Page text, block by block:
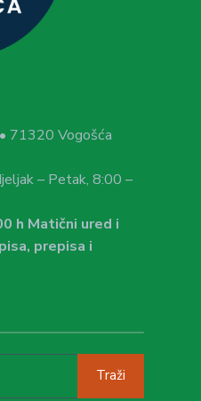
71320 Vogošća
– Petak, 8:00 –
h Matični ured i
prepisa i
Traži